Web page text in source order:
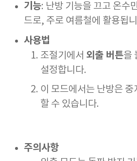
기능: 난방 기능을 끄고 온수
드로, 주로 여름철에 활용됩
사용법
조절기에서 외출 버튼을
설정합니다.
이 모드에서는 난방은
할 수 있습니다.
주의사항